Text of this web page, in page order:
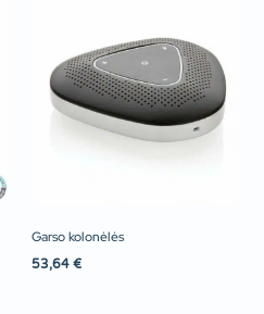
Garso kolonėlės
53,64 €